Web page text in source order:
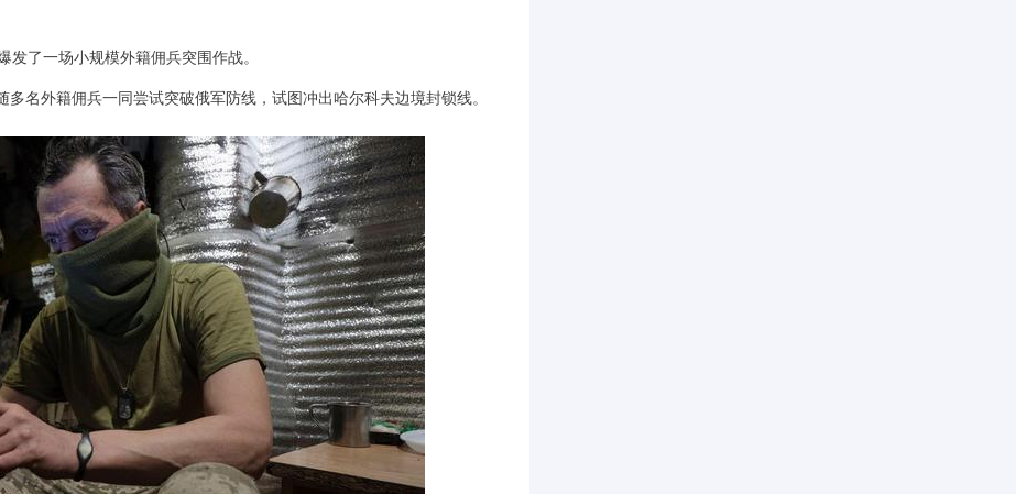
了一场小规模外籍佣兵突围作战。
名外籍佣兵一同尝试突破俄军防线，试图冲出哈尔科夫边境封锁线。